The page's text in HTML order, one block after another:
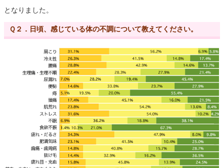
となりました。
Ｑ２．日頃、感じている体の不調について教えてください。